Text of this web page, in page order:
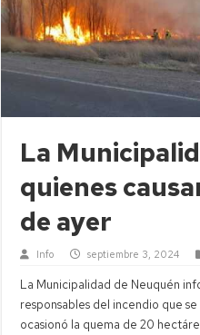
La
quienes
de ayer
Info septiembre 3, 2024
La Municipalidad de Neuquén
responsables del incendio que
ocasionó la quema de 20